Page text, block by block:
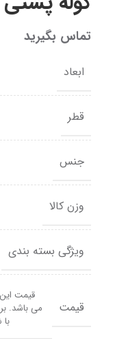
تماس بگیرید
ابعاد
قطر
جنس
وزن کالا
ویژگی بسته بندی
قیمت
قیمت
می باشد.
با شماره